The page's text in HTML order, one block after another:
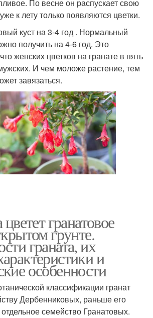
По весне он распускает свою
к лету только появляются цветки.
куст на 3-4 год . Нормальный
получить на 4-6 год. Это
женских цветков на гранате в пять
И чем моложе растение, тем
завязаться.
гранатовое
грунте.
граната, их
и
особенности
классификации гранат
Дербенниковых, раньше его
семейство Гранатовых.